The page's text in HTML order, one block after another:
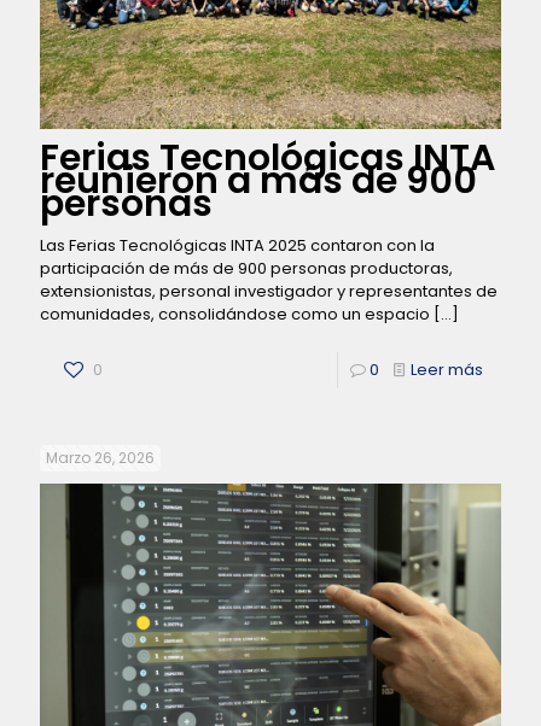
Ferias Tecnológicas INTA
reunieron a más de 900
personas
Las Ferias Tecnológicas INTA 2025 contaron con la
participación de más de 900 personas productoras,
extensionistas, personal investigador y representantes de
comunidades, consolidándose como un espacio […]
0 0 Leer más
Marzo 26, 2026